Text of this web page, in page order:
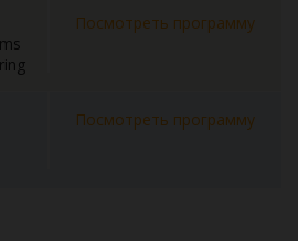
Посмотреть программу
Посмотреть программу